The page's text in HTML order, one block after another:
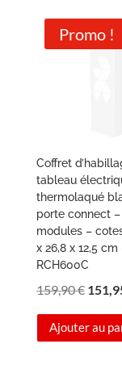
Promo !
Coffret
tableau
thermolaqué
porte connect –
modules –
x 26,8 x 12,5 cm
RCH600C
159,90€ Le
initial
Ajouter au